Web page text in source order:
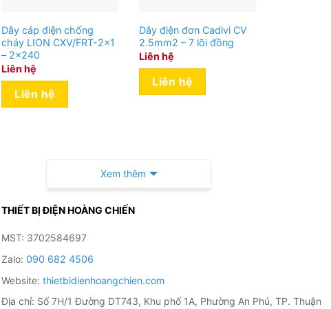
Dây cáp điện chống
cháy LION CXV/FRT-2×1
– 2×240
Liên hệ
Liên hệ
Dây điện đơn Cadivi CV
2.5mm2 – 7 lõi đồng
Liên hệ
Liên hệ
Xem thêm
THIẾT BỊ ĐIỆN HOÀNG CHIẾN
MST: 3702584697
Zalo: 090 682 4506
Website: thietbidienhoangchien.com
Địa chỉ: Số 7H/1 Đường DT743, Khu phố 1A, Phường An Phú, TP. Thuận